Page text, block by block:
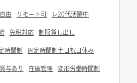
由 リモート可 レ20代活躍中
免税対応 制服貸し出し
時間制 固定時間制土日祝日休み
与あり 在庫管理 変形労働時間制